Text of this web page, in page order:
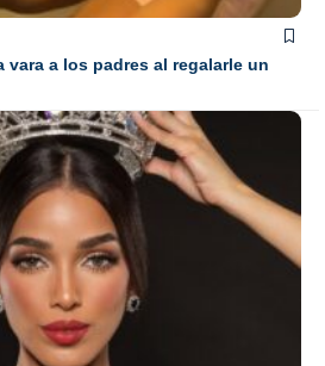
vara a los padres al regalarle un